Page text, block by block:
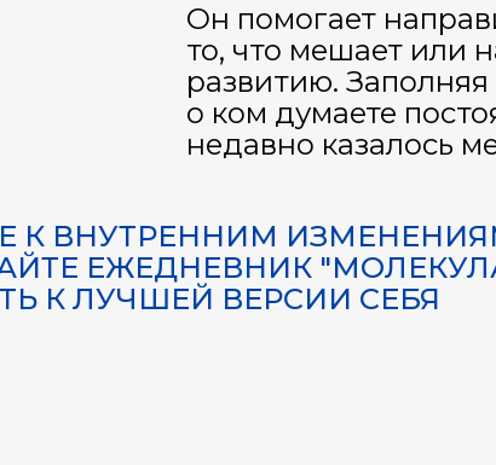
Он помогает
то, что мешает или
развитию.
о ком думаете
недавно казалось
К ВНУТРЕННИМ
ЕЖЕДНЕВНИК
К ЛУЧШЕЙ ВЕРСИИ СЕБЯ